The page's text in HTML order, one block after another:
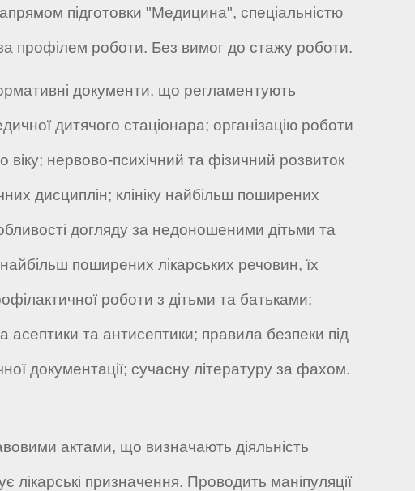
підготовки "Медицина", спеціальністю
профілем роботи. Без вимог до стажу роботи.
документи, що регламентують
дитячого стаціонара; організацію роботи
віку; нервово-психічний та фізичний розвиток
дисциплін; клініку найбільш поширених
догляду за недоношеними дітьми та
поширених лікарських речовин, їх
роботи з дітьми та батьками;
асептики та антисептики; правила безпеки під
документації; сучасну літературу за фахом.
актами, що визначають діяльність
лікарські призначення. Проводить маніпуляції